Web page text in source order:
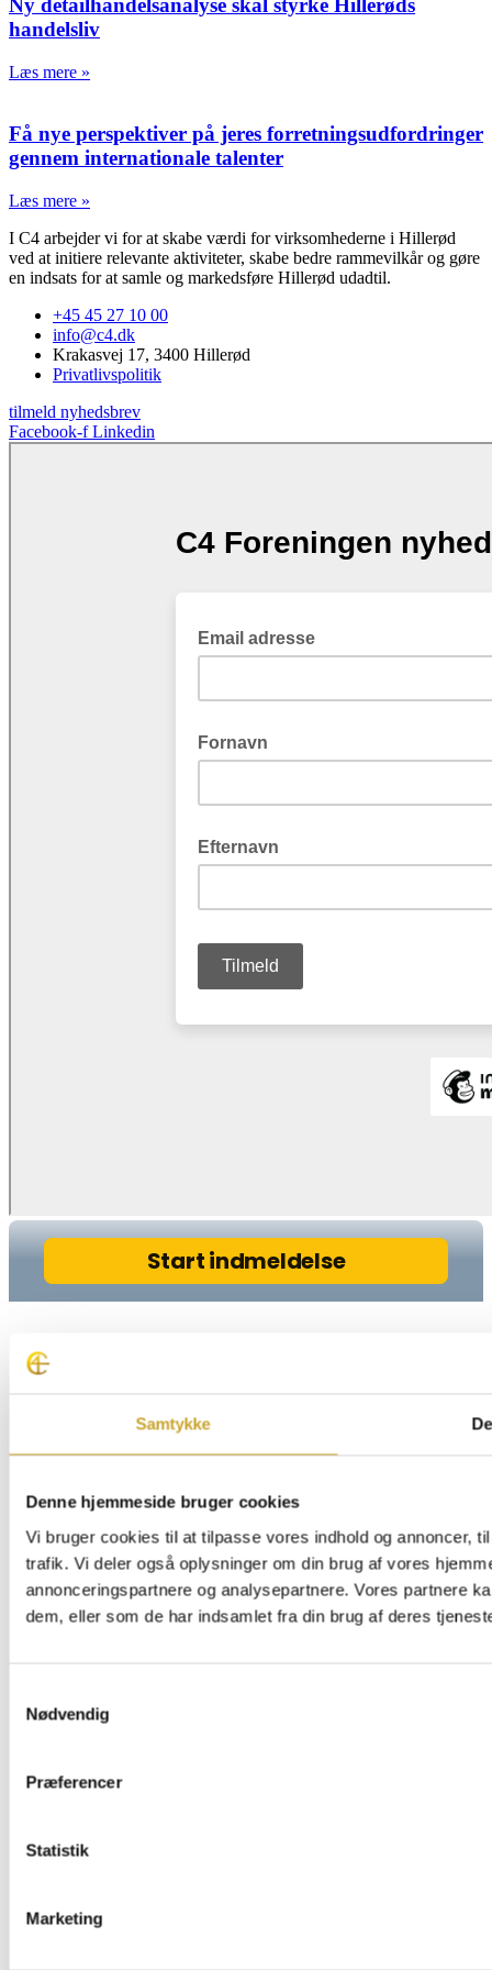
Samtykke
Denne hjemmeside bruger cookies
Vi bruger cookies til at tilpasse vores indhold og annoncer,
trafik. Vi deler også oplysninger om din brug af vores
annonceringspartnere og analysepartnere. Vores partnere
dem, eller som de har indsamlet fra din brug af deres
Nødvendig
Præferencer
Statistik
Marketing
Ny detailhandelsanalyse skal styrke Hillerøds
handelsliv
Læs mere »
Få nye perspektiver på jeres forretningsudfordringer
gennem internationale talenter
Læs mere »
I C4 arbejder vi for at skabe værdi for virksomhederne i Hillerød
ved at initiere relevante aktiviteter, skabe bedre rammevilkår og gøre
en indsats for at samle og markedsføre Hillerød udadtil.
+45 45 27 10 00
info@c4.dk
Krakasvej 17, 3400 Hillerød
Privatlivspolitik
tilmeld nyhedsbrev
Facebook-f Linkedin